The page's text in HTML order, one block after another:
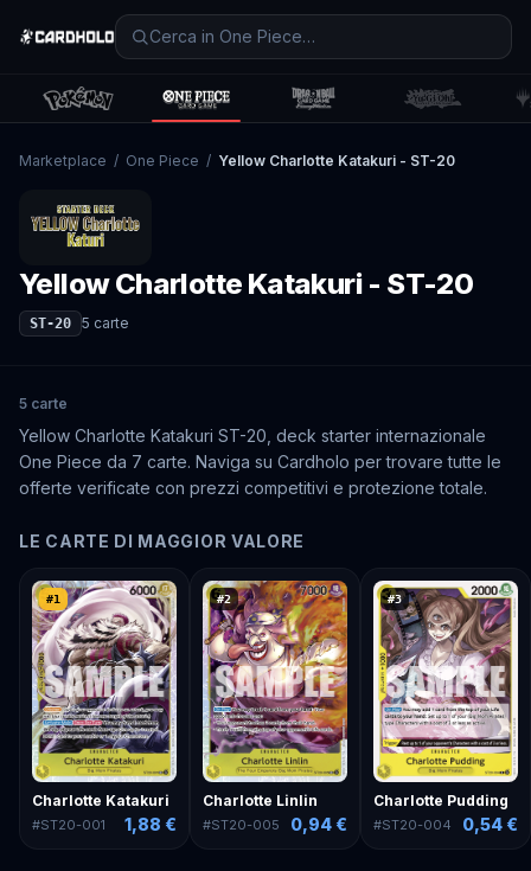
Marketplace / One Piece / Yellow Charlotte Katakuri - ST-20
Yellow Charlotte Katakuri - ST-20
ST-20 5 carte
5 carte
Yellow Charlotte Katakuri ST-20, deck starter internazionale
One Piece da 7 carte. Naviga su Cardholo per trovare tutte le
offerte verificate con prezzi competitivi e protezione totale.
LE CARTE DI MAGGIOR VALORE
#1
Charlotte Katakuri
#ST20-001 1,88 €
#2
Charlotte Linlin
#ST20-005 0,94 €
#3
Charlotte Pudding
#ST20-004 0,54 €